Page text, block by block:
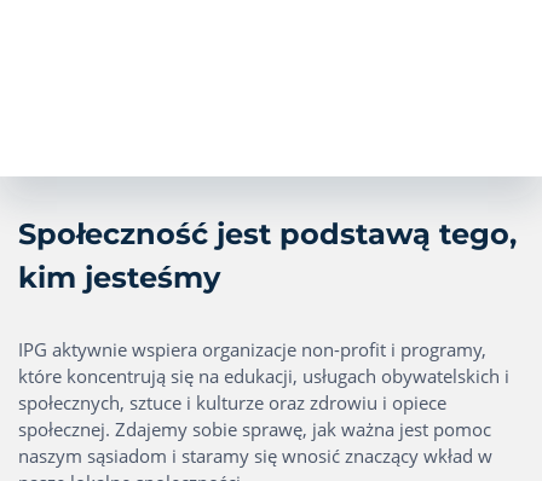
Społeczność jest podstawą tego,
kim jesteśmy
IPG aktywnie wspiera organizacje non-profit i programy,
które koncentrują się na edukacji, usługach obywatelskich i
społecznych, sztuce i kulturze oraz zdrowiu i opiece
społecznej. Zdajemy sobie sprawę, jak ważna jest pomoc
naszym sąsiadom i staramy się wnosić znaczący wkład w